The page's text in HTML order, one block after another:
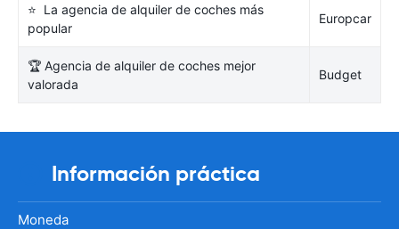
⭐ La agencia de alquiler de coches más
popular
Europcar
🏆 Agencia de alquiler de coches mejor
valorada
Budget
Información práctica
Moneda